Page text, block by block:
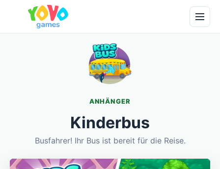
ANHÄNGER
Kinderbus
Busfahrer! Ihr Bus ist bereit für die Reise.